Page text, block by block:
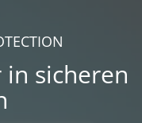
sicheren